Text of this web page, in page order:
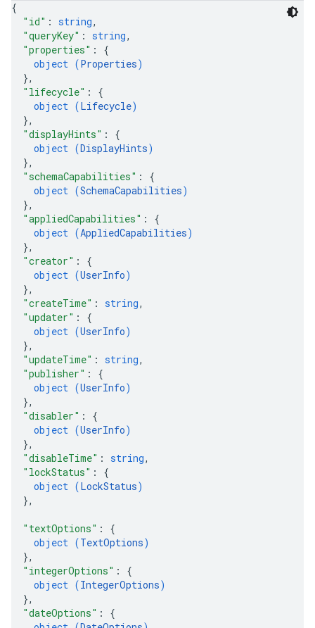
{
"id" : string,
"queryKey" : string,
"properties" : {
object (Properties)
},
"lifecycle" : {
object (Lifecycle)
},
"displayHints" : {
object (DisplayHints)
},
"schemaCapabilities" : {
object (SchemaCapabilities)
},
"appliedCapabilities" : {
object (AppliedCapabilities)
},
"creator" : {
object (UserInfo)
},
"createTime" : string,
"updater" : {
object (UserInfo)
},
"updateTime" : string,
"publisher" : {
object (UserInfo)
},
"disabler" : {
object (UserInfo)
},
"disableTime" : string,
"lockStatus" : {
object (LockStatus)
},
"textOptions" : {
object (TextOptions)
},
"integerOptions" : {
object (IntegerOptions)
},
"dateOptions" : {